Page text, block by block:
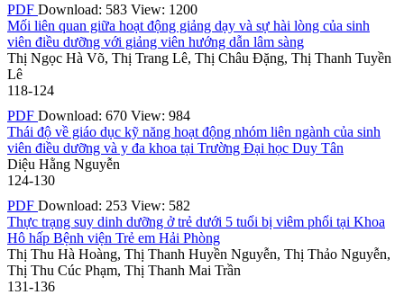
PDF Download: 583 View: 1200
Mối liên quan giữa hoạt động giảng dạy và sự hài lòng của sinh
viên điều dưỡng với giảng viên hướng dẫn lâm sàng
Thị Ngọc Hà Võ, Thị Trang Lê, Thị Châu Đặng, Thị Thanh Tuyền
Lê
118-124
PDF Download: 670 View: 984
Thái độ về giáo dục kỹ năng hoạt động nhóm liên ngành của sinh
viên điều dưỡng và y đa khoa tại Trường Đại học Duy Tân
Diệu Hằng Nguyễn
124-130
PDF Download: 253 View: 582
Thực trạng suy dinh dưỡng ở trẻ dưới 5 tuổi bị viêm phổi tại Khoa
Hô hấp Bệnh viện Trẻ em Hải Phòng
Thị Thu Hà Hoàng, Thị Thanh Huyền Nguyễn, Thị Thảo Nguyễn,
Thị Thu Cúc Phạm, Thị Thanh Mai Trần
131-136